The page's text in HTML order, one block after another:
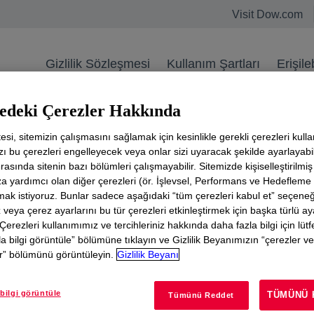
Visit Dow.com
Gizlilik Sözleşmesi Kullanım Şartları
Kullanım Şartları
(bundan sonra “Bilgi”) iyi niyetli ve doğru olduğuna
bakımından hiçbir beyanda bulunmamakta
amaçlarına uygunluğu bakımından kendi
durumda bilginin veya Bilginin atıfta bulunduğu
zarardan sorumlu olmayacaktır.
prosesi, ekipmanı veya formülasyonu herhangi bir
bununla ilgili kullanımın herhangi bir patenti
Çerezler Hakkında
sitemizin çalışmasını sağlamak için kesinlikle gerekli çerezleri
bu çerezleri engelleyecek veya onlar sizi uyaracak şekilde
sitenin bazı bölümleri çalışmayabilir. Sitemizde
yardımcı olan diğer çerezleri (ör. İşlevsel, Performans ve
istiyoruz. Bunlar sadece aşağıdaki “tüm çerezleri kabul et”
veya çerez ayarlarını bu tür çerezleri etkinleştirmek için başka türlü
kullanımımız ve tercihleriniz hakkında daha fazla bilgi için
bilgi görüntüle” bölümüne tıklayın ve Gizlilik Beyanımızın “çerezler
bölümünü görüntüleyin. Gizlilik Beyanı
bilgi görüntüle Tümünü Reddet TÜMÜNÜ